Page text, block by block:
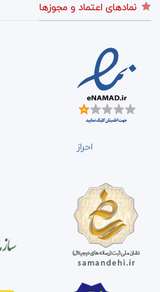
نمادهای اعتماد و مجوزها
احراز